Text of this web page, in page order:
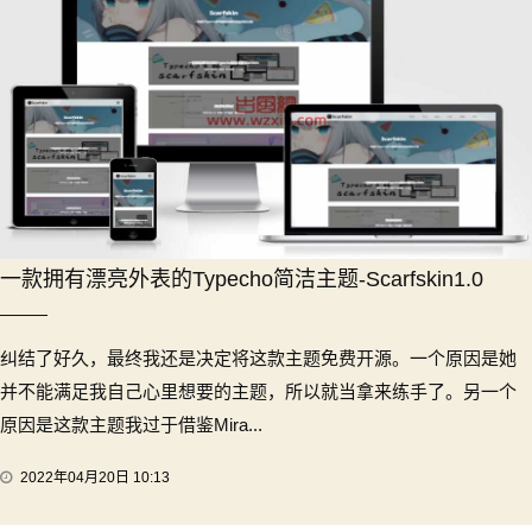
一款拥有漂亮外表的Typecho简洁主题-Scarfskin1.0
纠结了好久，最终我还是决定将这款主题免费开源。一个原因是她
并不能满足我自己心里想要的主题，所以就当拿来练手了。另一个
原因是这款主题我过于借鉴Mira...
2022年04月20日 10:13